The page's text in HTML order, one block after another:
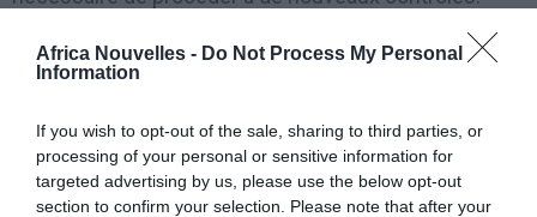
Africa Nouvelles - Do Not Process My Personal
Information
If you wish to opt-out of the sale, sharing to third parties, or
processing of your personal or sensitive information for
targeted advertising by us, please use the below opt-out
section to confirm your selection. Please note that after your
ultérieurement.
Pour ceux qui ont envoyé ou enverront une demande
de confirmation, le paiement de l’allocation d’invalidité
sera donc provisoirement garanti.